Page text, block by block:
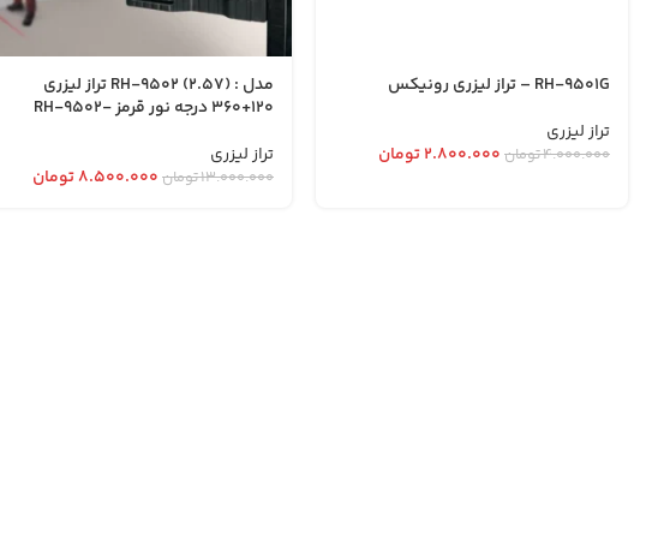
RH-9501G – تراز لیزری رونیکس
تراز لیزری
۴.۰۰۰.۰۰۰تومان ۲.۸۰۰.۰۰۰تومان
مدل : RH-9502 (2.57) تراز لیزری
120+360 درجه نور قرمز -RH-9502
تراز لیزری
۱۳.۰۰۰.۰۰۰تومان ۸.۵۰۰.۰۰۰تومان